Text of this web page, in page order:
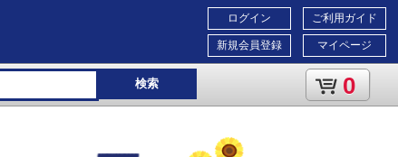
ご利用ガイド
マイページ
ログイン
新規会員登録
検索 0